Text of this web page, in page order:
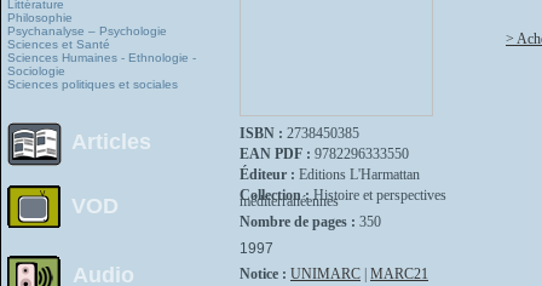
Littérature
Philosophie
Psychanalyse – Psychologie
Sciences et Santé
Sciences Humaines - Ethnologie -
Sociologie
Sciences politiques et sociales
Articles
VOD
Audio
ISBN : 2738450385
EAN PDF : 9782296333550
Éditeur : Editions L'Harmattan
Collection :Histoire et perspectives
méditerranéennes
Nombre de pages : 350
1997
Notice : UNIMARC MARC21
>